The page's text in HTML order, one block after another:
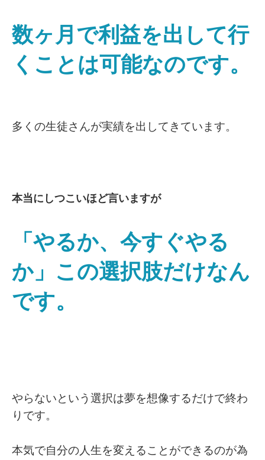
数ヶ月で利益を出して行
くことは可能なのです。
多くの生徒さんが実績を出してきています。
本当にしつこいほど言いますが
「やるか、今すぐやる
か」この選択肢だけなん
です。
やらないという選択は夢を想像するだけで終わ
りです。
本気で自分の人生を変えることができるのが為